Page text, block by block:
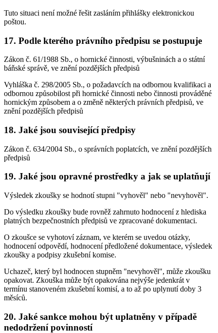
Tuto situaci není možné řešit zasláním přihlášky elektronickou
poštou.
17. Podle kterého právního předpisu se postupuje
Zákon č. 61/1988 Sb., o hornické činnosti, výbušninách a o státní
báňské správě, ve znění pozdějších předpisů
Vyhláška č. 298/2005 Sb., o požadavcích na odbornou kvalifikaci a
odbornou způsobilost při hornické činnosti nebo činnosti prováděné
hornickým způsobem a o změně některých právních předpisů, ve
znění pozdějších předpisů
18. Jaké jsou související předpisy
Zákon č. 634/2004 Sb., o správních poplatcích, ve znění pozdějších
předpisů
19. Jaké jsou opravné prostředky a jak se uplatňují
Výsledek zkoušky se hodnotí stupni "vyhověl" nebo "nevyhověl".
Do výsledku zkoušky bude rovněž zahrnuto hodnocení z hlediska
platných bezpečnostních předpisů ve zpracované dokumentaci.
O zkoušce se vyhotoví záznam, ve kterém se uvedou otázky,
hodnocení odpovědí, hodnocení předložené dokumentace, výsledek
zkoušky a podpisy zkušební komise.
Uchazeč, který byl hodnocen stupněm "nevyhověl", může zkoušku
opakovat. Zkouška může být opakována nejvýše jedenkrát v
termínu stanoveném zkušební komisí, a to až po uplynutí doby 3
měsíců.
20. Jaké sankce mohou být uplatněny v případě
nedodržení povinností